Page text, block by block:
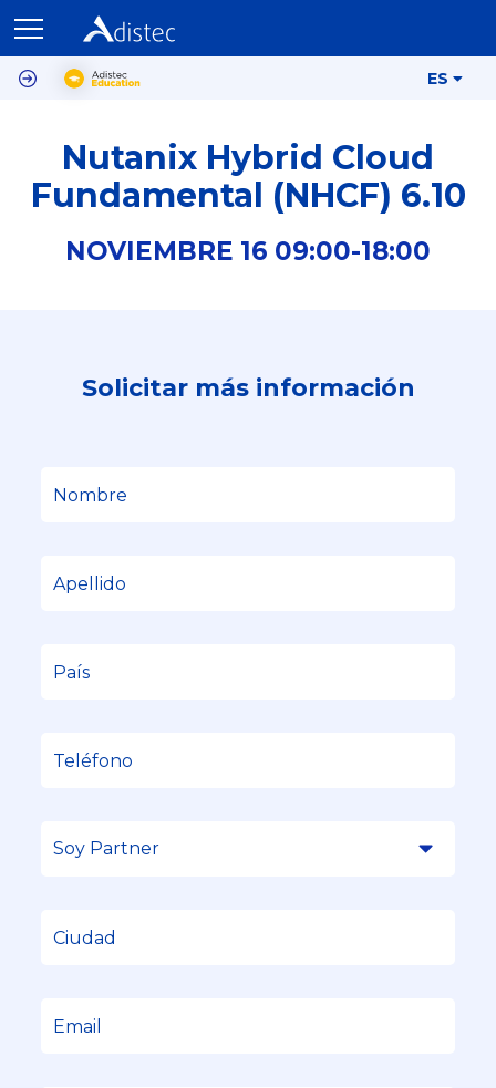
ES
Nutanix Hybrid Cloud
Fundamental (NHCF) 6.10
NOVIEMBRE 16 09:00-18:00
Solicitar más información